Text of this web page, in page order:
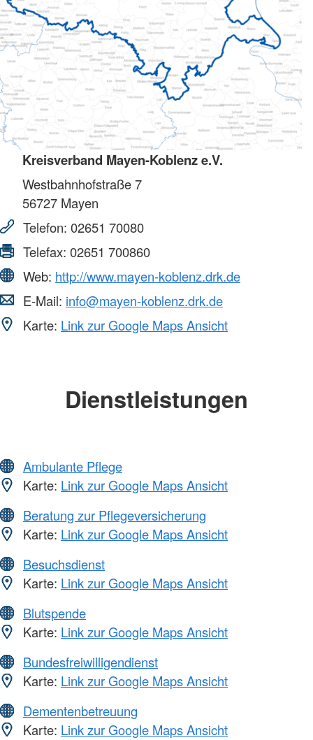
Kreisverband Mayen-Koblenz e.V.
Westbahnhofstraße 7
56727 Mayen
Telefon: 02651 70080
Telefax: 02651 700860
Web: http://www.mayen-koblenz.drk.de
E-Mail: info@mayen-koblenz.drk.de
Karte: Link zur Google Maps Ansicht
Dienstleistungen
Ambulante Pflege
Karte: Link zur Google Maps Ansicht
Beratung zur Pflegeversicherung
Karte: Link zur Google Maps Ansicht
Besuchsdienst
Karte: Link zur Google Maps Ansicht
Blutspende
Karte: Link zur Google Maps Ansicht
Bundesfreiwilligendienst
Karte: Link zur Google Maps Ansicht
Dementenbetreuung
Karte: Link zur Google Maps Ansicht